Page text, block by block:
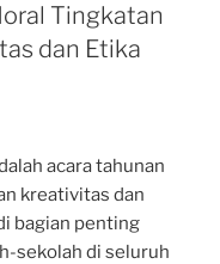
Tingkatan
dan Etika
acara tahunan
kreativitas dan
bagian penting
sekolah di seluruh